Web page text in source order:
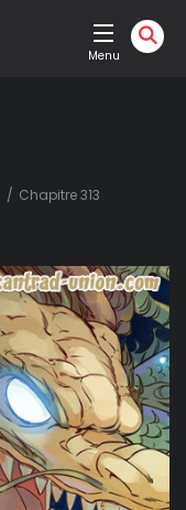
Menu
Chapitre 313